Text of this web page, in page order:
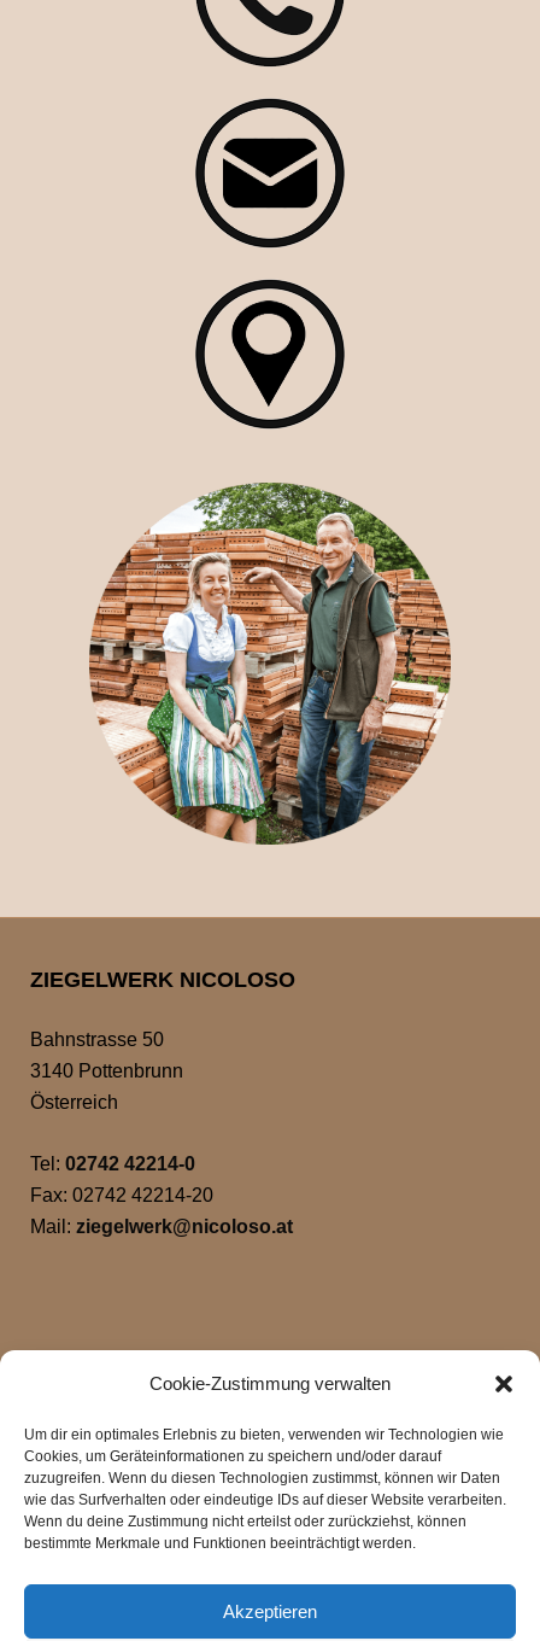
Cookie-Zustimmung verwalten
Um dir ein optimales Erlebnis zu bieten, verwenden wir Technologien wie
Cookies, um Geräteinformationen zu speichern und/oder darauf
zuzugreifen. Wenn du diesen Technologien zustimmst, können wir Daten
wie das Surfverhalten oder eindeutige IDs auf dieser Website verarbeiten.
Wenn du deine Zustimmung nicht erteilst oder zurückziehst, können
bestimmte Merkmale und Funktionen beeinträchtigt werden.
Akzeptieren
ZIEGELWERK NICOLOSO
Bahnstrasse 50
3140 Pottenbrunn
Österreich
Tel: 02742 42214-0
Fax: 02742 42214-20
Mail: ziegelwerk@nicoloso.at
Klicke hier, um Marketing-Cookies zu
akzeptieren und diesen Inhalt zu aktivieren